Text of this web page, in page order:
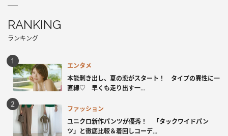
RANKING
ランキング
エンタメ
本能剥き出し、夏の恋がスタート！ タイプの異性に一
直線♡ 早くも走り出す一...
ファッション
ユニクロ新作パンツが優秀！ 「タックワイドパン
ツ」と徹底比較＆着回しコーデ...